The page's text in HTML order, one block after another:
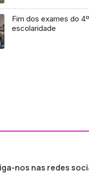
Fim dos exames do
escolaridade
nos nas redes